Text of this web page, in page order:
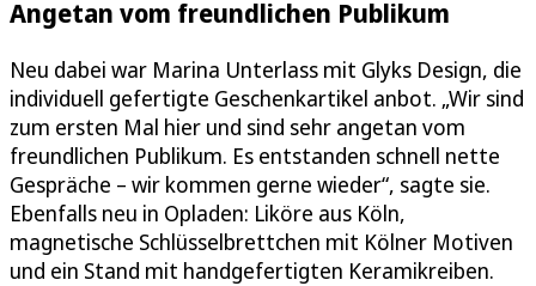
Angetan vom freundlichen Publikum
Neu dabei war Marina Unterlass mit Glyks Design, die
individuell gefertigte Geschenkartikel anbot. „Wir sind
zum ersten Mal hier und sind sehr angetan vom
freundlichen Publikum. Es entstanden schnell nette
Gespräche – wir kommen gerne wieder“, sagte sie.
Ebenfalls neu in Opladen: Liköre aus Köln,
magnetische Schlüsselbrettchen mit Kölner Motiven
und ein Stand mit handgefertigten Keramikreiben.